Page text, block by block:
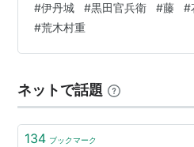
閉された黒田官兵衛はこれを見
と思いますと、感慨深いです。
らしい感じ。 淡い色が素敵。
い物に行ってしまいました(´･ω
#伊丹城 #黒田官兵衛 #藤 #
#荒木村重
ネットで話題
134 ブックマーク